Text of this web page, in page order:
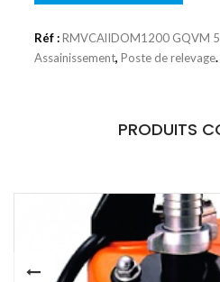
Réf :RMVCAlIDOM1200 GQVM
Assainissement, Poste de relevage.
PRODUITS